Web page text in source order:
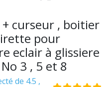
+ curseur , boitier
pour
eclair à glissiere
3 , 5 et 8
de 4.5 ,